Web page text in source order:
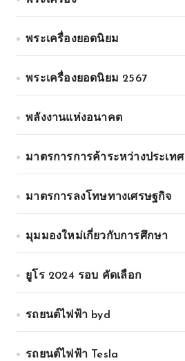
พระเครื่องยอดนิยม
พระเครื่องยอดนิยม 2567
พลังงานแห่งอนาคต
มาตรการการค้าระหว่างประเทศ
มาตรการลงโทษทางเศรษฐกิจ
มุมมองใหม่เกี่ยวกับการศึกษา
ยูโร 2024 รอบ คัดเลือก
รถยนต์ไฟฟ้า byd
รถยนต์ไฟฟ้า Tesla